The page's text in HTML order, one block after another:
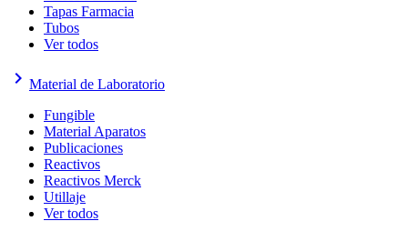
Tapas Farmacia
Tubos
Ver todos
keyboard_arrow_right Material de Laboratorio
Fungible
Material Aparatos
Publicaciones
Reactivos
Reactivos Merck
Utillaje
Ver todos